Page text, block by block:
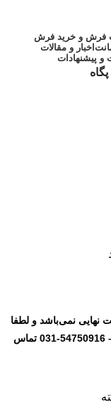
فرش و خرید فرش
اخبار و مقالات
و پیشنهادات
نهایی نمی‌باشد و لطفا
54750916-031
تماس